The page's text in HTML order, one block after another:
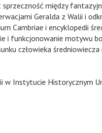
między
Geralda z Walii i
Cambriae i encyklopedii
i funkcjonowanie motywu
człowieka
w Instytucie Historycznym